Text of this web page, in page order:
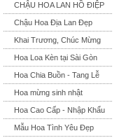
CHẬU HOA LAN HỒ ĐIỆP
Chậu Hoa Địa Lan Đẹp
Khai Trương, Chúc Mừng
Hoa Loa Kèn tại Sài Gòn
Hoa Chia Buồn - Tang Lễ
Hoa mừng sinh nhật
Hoa Cao Cấp - Nhập Khẩu
Mẫu Hoa Tình Yêu Đẹp